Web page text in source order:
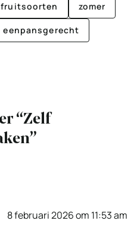
zomer
eenpansgerecht
“Zelf
8 februari 2026 om 11:53 am